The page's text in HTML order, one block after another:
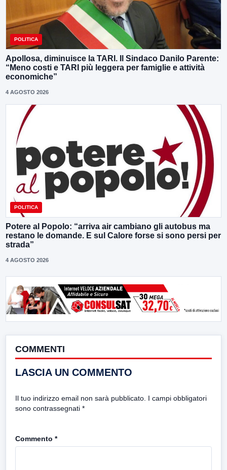
POLITICA
Apollosa, diminuisce la TARI. Il Sindaco Danilo Parente:
“Meno costi e TARI più leggera per famiglie e attività
economiche”
4 AGOSTO 2026
POLITICA
Potere al Popolo: “arriva air cambiano gli autobus ma
restano le domande. E sul Calore forse si sono persi per
strada”
4 AGOSTO 2026
COMMENTI
LASCIA UN COMMENTO
Il tuo indirizzo email non sarà pubblicato. I campi obbligatori
sono contrassegnati *
Commento *